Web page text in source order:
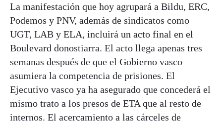
La manifestación que hoy agrupará a Bildu, ERC,
Podemos y PNV, además de sindicatos como
UGT, LAB y ELA, incluirá un acto final en el
Boulevard donostiarra. El acto llega apenas tres
semanas después de que el Gobierno vasco
asumiera la competencia de prisiones. El
Ejecutivo vasco ya ha asegurado que concederá el
mismo trato a los presos de ETA que al resto de
internos. El acercamiento a las cárceles de